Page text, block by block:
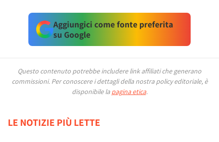
Aggiungici come fonte preferita
su Google
Questo contenuto potrebbe includere link affiliati che generano
commissioni. Per conoscere i dettagli della nostra policy editoriale, è
disponibile la pagina etica.
LE NOTIZIE PIÙ LETTE